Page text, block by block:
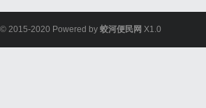
© 2015-2020 Powered by 蛟河便民网 X1.0